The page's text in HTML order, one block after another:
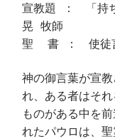
宣教題 ： 「持
晃 牧師
聖 書 ： 使徒
神の御言葉が宣
れ、ある者はそ
ものがある中を
れたパウロは、